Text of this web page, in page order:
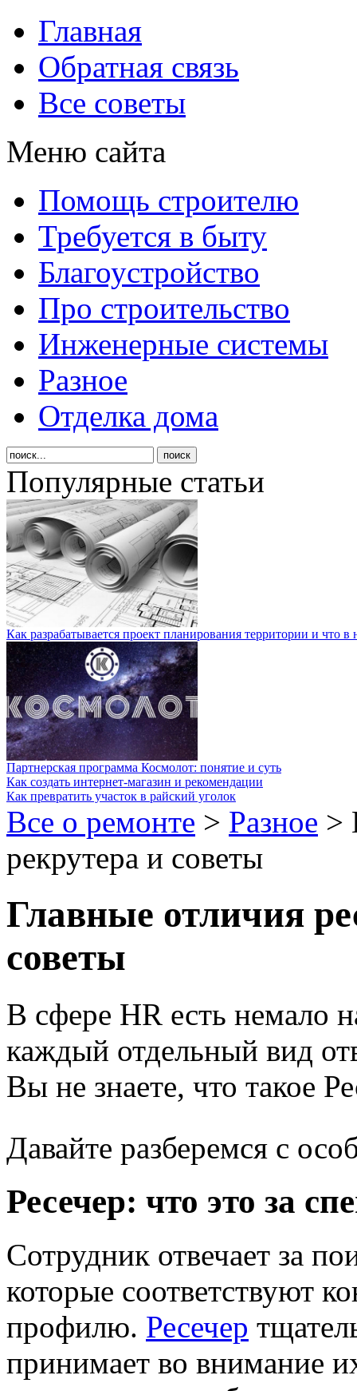
Главная
Обратная связь
Все советы
Меню сайта
Помощь строителю
Требуется в быту
Благоустройство
Про строительство
Инженерные системы
Разное
Отделка дома
Популярные статьи
Как разрабатывается проект планирования территории и что в
Партнерская программа Космолот: понятие и суть
Как создать интернет-магазин и рекомендации
Как превратить участок в райский уголок
Все о ремонте > Разное >
рекрутера и советы
Главные отличия
советы
В сфере HR есть немало
каждый отдельный вид
Вы не знаете, что такое
Давайте разберемся с
Ресечер: что это за
Сотрудник отвечает за
которые соответствуют
профилю. Ресечер
принимает во внимание